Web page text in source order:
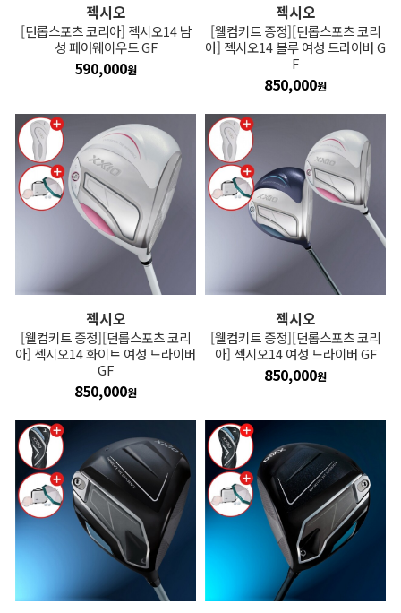
젝시오
[던롭스포츠 코리아] 젝시오14 남
성 페어웨이우드 GF
590,000원
젝시오
[웰컴키트 증정][던롭스포츠 코리
아] 젝시오14 블루 여성 드라이버 G
F
850,000원
젝시오
[웰컴키트 증정][던롭스포츠 코리
아] 젝시오14 화이트 여성 드라이버
GF
850,000원
젝시오
[웰컴키트 증정][던롭스포츠 코리
아] 젝시오14 여성 드라이버 GF
850,000원